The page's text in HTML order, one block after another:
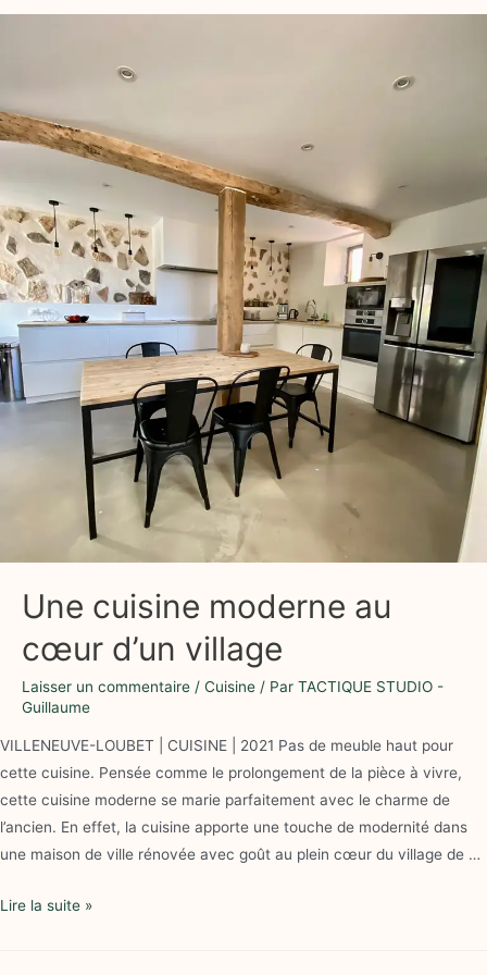
Une cuisine moderne au
cœur d’un village
Laisser un commentaire / Cuisine / Par TACTIQUE STUDIO -
Guillaume
VILLENEUVE-LOUBET | CUISINE | 2021 Pas de meuble haut pour
cette cuisine. Pensée comme le prolongement de la pièce à vivre,
cette cuisine moderne se marie parfaitement avec le charme de
l’ancien. En effet, la cuisine apporte une touche de modernité dans
une maison de ville rénovée avec goût au plein cœur du village de …
Lire la suite »